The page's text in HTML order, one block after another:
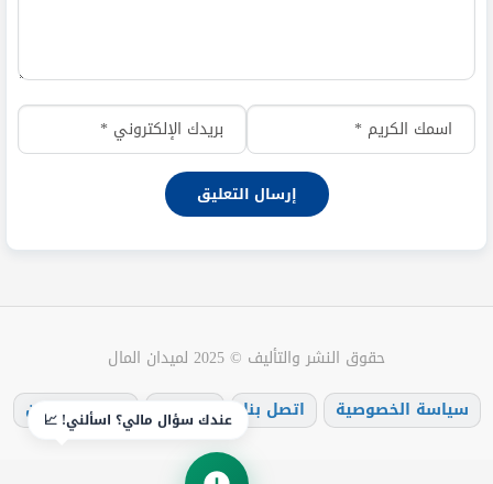
حقوق النشر والتأليف © 2025 لميدان المال
سياسة الخصوصية
اتصل بنا من نحن تزويد متابعين
عندك سؤال مالي؟ اسألني! 📈